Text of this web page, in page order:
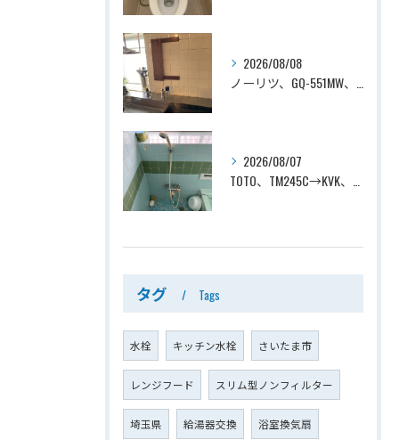
2026/08/08
ノーリツ、GQ-551MW、5号、元止式、屋内壁掛、防熱カバー付き、瞬間湯沸かし器（小型湯沸器）設置工事ー埼玉県川口市道合
2026/08/07
TOTO、TM245C→KVK、KF800T、壁付タイプ、サーモスタット付シャワーバス水栓、浴室用水栓交換工事ー埼玉県上尾市平塚
タグ Tags
水栓 キッチン水栓 さいたま市
レンジフード スリム型ノンフィルター
埼玉県 給湯器交換 浴室換気扇